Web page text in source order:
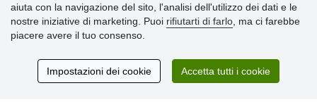
» Consegna e pagamento
» Garanzia e resi
» Programma fedeltà
Recensioni
aiuta con la navigazione del sito, l'analisi dell'utilizzo dei dati e le
nostre iniziative di marketing. Puoi rifiutarti di farlo , ma ci farebbe
piacere avere il tuo consenso.
Impostazioni dei cookie Accetta tutti i cookie